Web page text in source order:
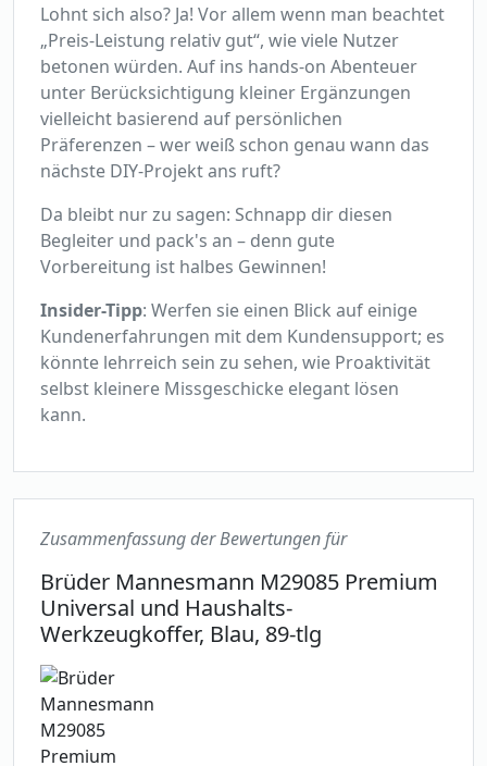
Lohnt sich also? Ja! Vor allem wenn man beachtet
„Preis-Leistung relativ gut“, wie viele Nutzer
betonen würden. Auf ins hands-on Abenteuer
unter Berücksichtigung kleiner Ergänzungen
vielleicht basierend auf persönlichen
Präferenzen – wer weiß schon genau wann das
nächste DIY-Projekt ans ruft?
Da bleibt nur zu sagen: Schnapp dir diesen
Begleiter und pack's an – denn gute
Vorbereitung ist halbes Gewinnen!
Insider-Tipp: Werfen sie einen Blick auf einige
Kundenerfahrungen mit dem Kundensupport; es
könnte lehrreich sein zu sehen, wie Proaktivität
selbst kleinere Missgeschicke elegant lösen
kann.
Zusammenfassung der Bewertungen für
Brüder Mannesmann M29085 Premium
Universal und Haushalts-
Werkzeugkoffer, Blau, 89-tlg